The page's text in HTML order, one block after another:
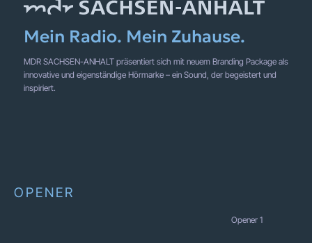
Mein Radio. Mein Zuhause.
MDR SACHSEN-ANHALT präsentiert sich mit neuem Branding Package als
innovative und eigenständige Hörmarke – ein Sound, der begeistert und
inspiriert.
OPENER
Opener 1